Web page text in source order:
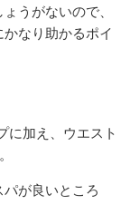
うがないので、
なり助かるポイ
に加え、ウエスト
が良いところ